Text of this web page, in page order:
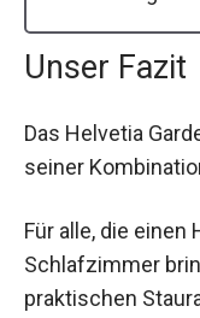
Unser Fazit
Das Helvetia
seiner
Für alle, die einen
Schlafzimmer
praktischen